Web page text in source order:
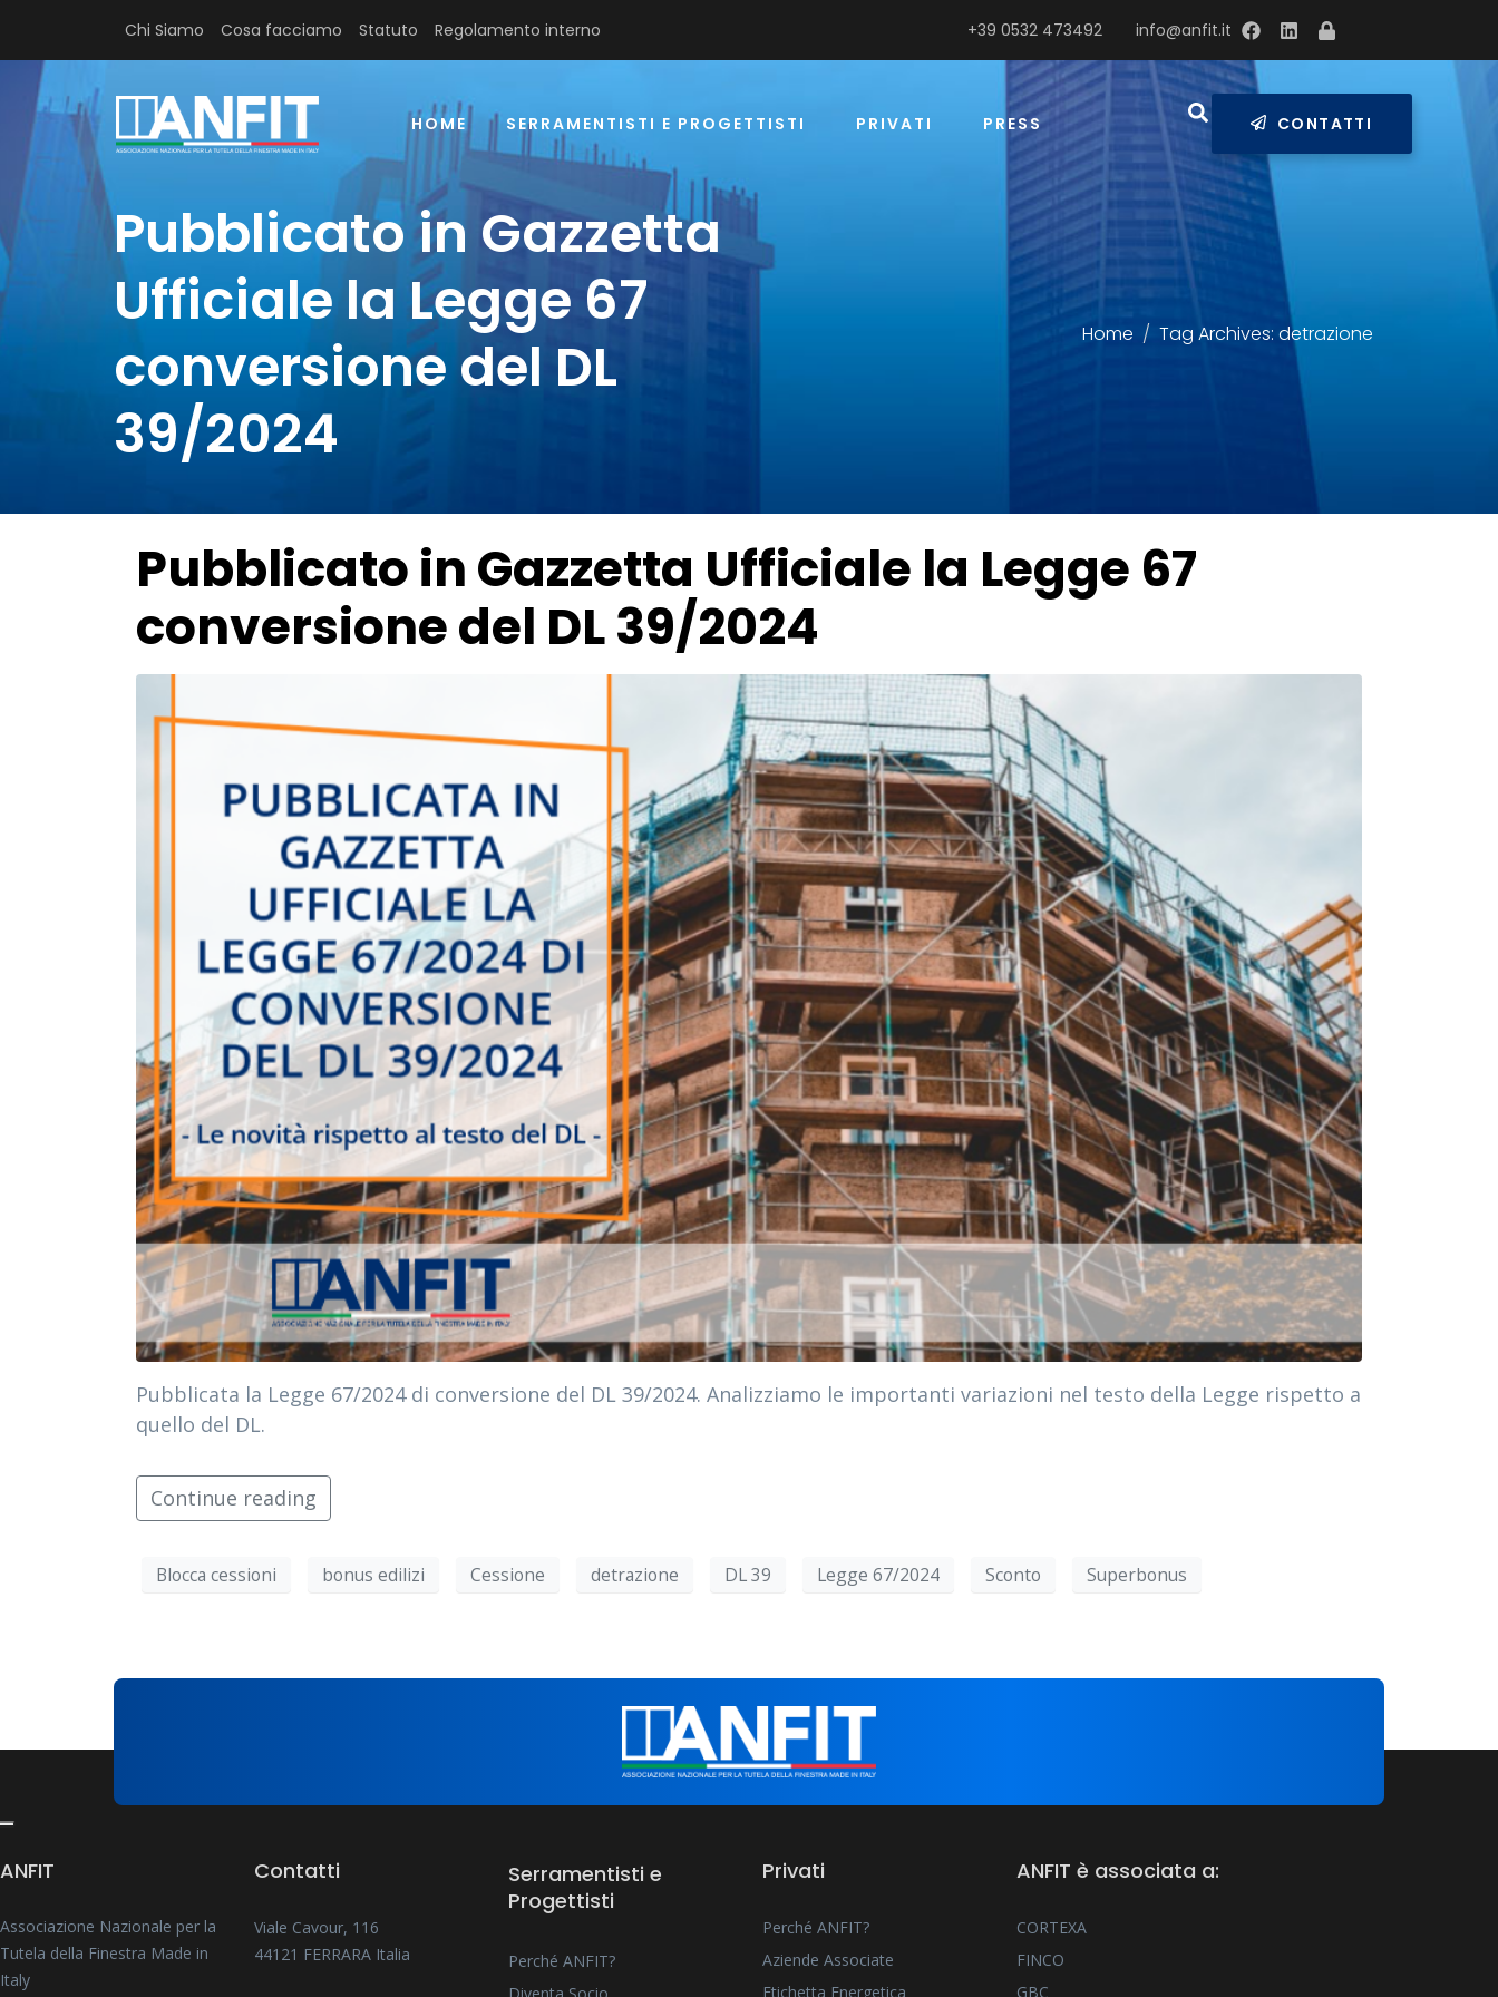
Chi Siamo Cosa facciamo Statuto Regolamento interno info@anfit.it
+39 0532 473492
HOME SERRAMENTISTI E PROGETTISTI PRIVATI PRESS CONTATTI
Pubblicato in Gazzetta
Ufficiale la Legge 67
conversione del DL
39/2024
Home Tag Archives: detrazione
Pubblicato in Gazzetta Ufficiale la Legge 67
conversione del DL 39/2024
Pubblicata la Legge 67/2024 di conversione del DL 39/2024. Analizziamo le importanti variazioni nel testo della Legge rispetto a
quello del DL.
Continue reading
Blocca cessioni bonus edilizi Cessione detrazione DL 39 Legge 67/2024 Sconto Superbonus
ANFIT
Associazione Nazionale per la
Tutela della Finestra Made in
Italy
Contatti
Viale Cavour, 116
44121 FERRARA Italia
Serramentisti e
Progettisti
Perché ANFIT?
Privati
Perché ANFIT?
Aziende Associate
Etichetta Energetica
ANFIT è associata a:
CORTEXA
FINCO
GBC